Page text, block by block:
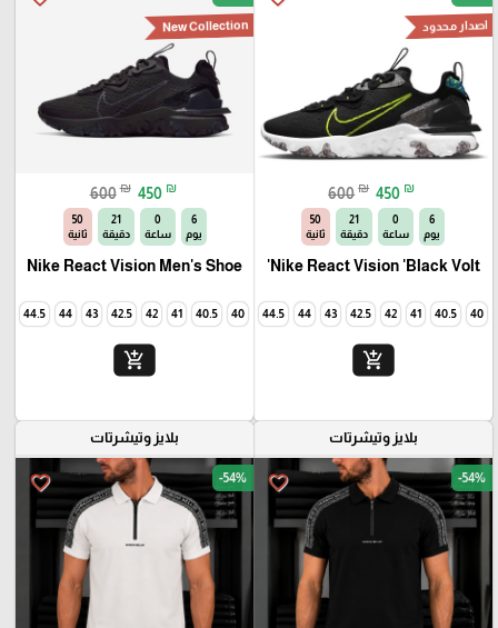
اصدار محدود
600 ₪ 450 ₪
6
يوم
0
ساعة
21
دقيقة
49
ثانية
Nike React Vision 'Black Volt'
40
40.5
41
42
42.5
43
44
44.5
45
add_shopping_cart
New Collection
600 ₪ 450 ₪
6
يوم
0
ساعة
21
دقيقة
49
ثانية
Nike React Vision Men's Shoe
40
40.5
41
42
42.5
43
44
44.5
add_shopping_cart
بلايز وتيشرتات
favorite_border -54%
بلايز وتيشرتات
favorite_border -54%